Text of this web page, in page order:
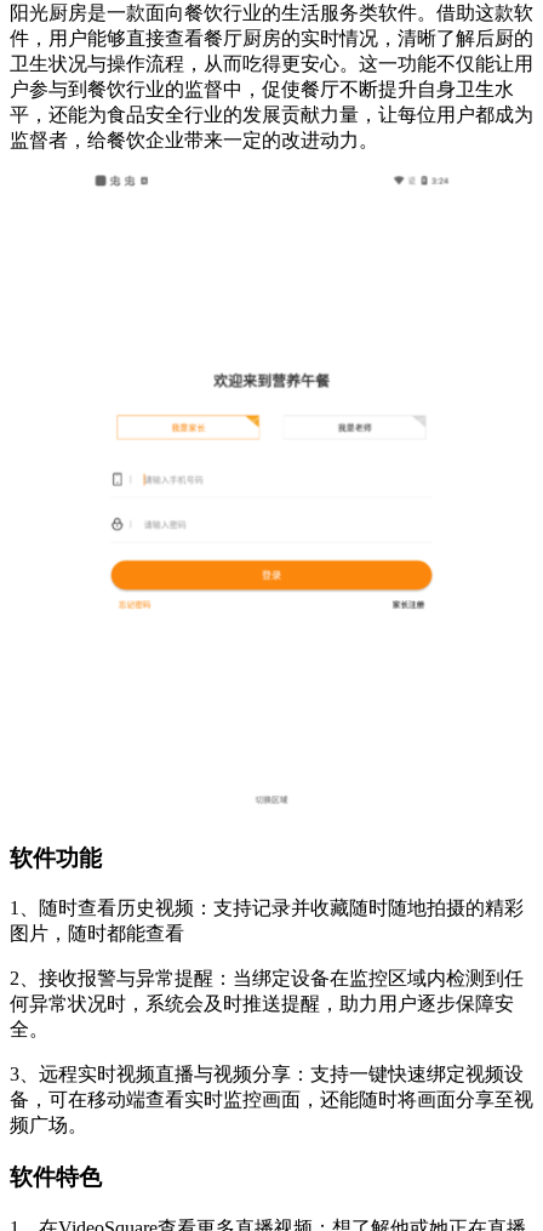
阳光厨房是一款面向餐饮行业的生活服务类软件。借助这款软
件，用户能够直接查看餐厅厨房的实时情况，清晰了解后厨的
卫生状况与操作流程，从而吃得更安心。这一功能不仅能让用
户参与到餐饮行业的监督中，促使餐厅不断提升自身卫生水
平，还能为食品安全行业的发展贡献力量，让每位用户都成为
监督者，给餐饮企业带来一定的改进动力。
软件功能
1、随时查看历史视频：支持记录并收藏随时随地拍摄的精彩
图片，随时都能查看
2、接收报警与异常提醒：当绑定设备在监控区域内检测到任
何异常状况时，系统会及时推送提醒，助力用户逐步保障安
全。
3、远程实时视频直播与视频分享：支持一键快速绑定视频设
备，可在移动端查看实时监控画面，还能随时将画面分享至视
频广场。
软件特色